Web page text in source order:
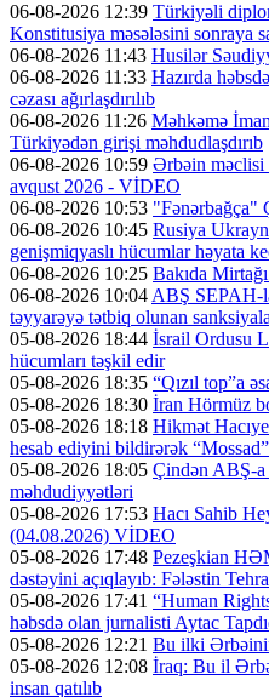
06-08-2026 12:39 Türkiyəli
Konstitusiya məsələsini sonraya
06-08-2026 11:43 Husilər
06-08-2026 11:33 Hazırda
cəzası ağırlaşdırılıb
06-08-2026 11:26 Məhkəmə
Türkiyədən girişi məhdudlaşdırıb
06-08-2026 10:59 Ərbəin məclisi
avqust 2026 - VİDEO
06-08-2026 10:53 "Fənərbağça"
06-08-2026 10:45 Rusiya
genişmiqyaslı hücumlar həyata
06-08-2026 10:25 Bakıda
06-08-2026 10:04 ABŞ SEPAH-
təyyarəyə tətbiq olunan
05-08-2026 18:44 İsrail Ordusu
hücumları təşkil edir
05-08-2026 18:35 “Qızıl top”a
05-08-2026 18:30 İran Hörmüz
05-08-2026 18:18 Hikmət
hesab ediyini bildirərək
05-08-2026 18:05 Çindən ABŞ-a
məhdudiyyətləri
05-08-2026 17:53 Hacı Sahib
(04.08.2026) VİDEO
05-08-2026 17:48 Pezeşkian
dəstəyini açıqlayıb: Fələstin
05-08-2026 17:41 “Human
həbsdə olan jurnalisti Aytac
05-08-2026 12:21 Bu ilki
05-08-2026 12:08 İraq: Bu il
insan qatılıb